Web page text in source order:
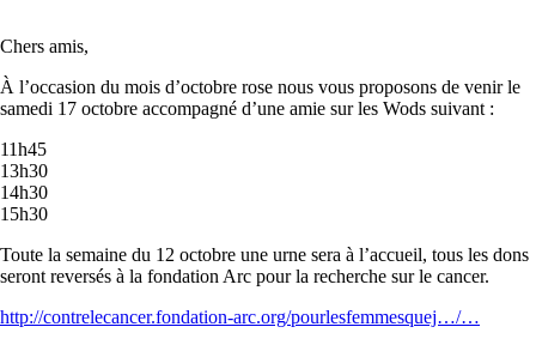
Chers amis,
À l’occasion du mois d’octobre rose nous vous proposons de venir le
samedi 17 octobre accompagné d’une amie sur les Wods suivant :
11h45
13h30
14h30
15h30
Toute la semaine du 12 octobre une urne sera à l’accueil, tous les dons
seront reversés à la fondation Arc pour la recherche sur le cancer.
http://contrelecancer.fondation-arc.org/pourlesfemmesquej…/…